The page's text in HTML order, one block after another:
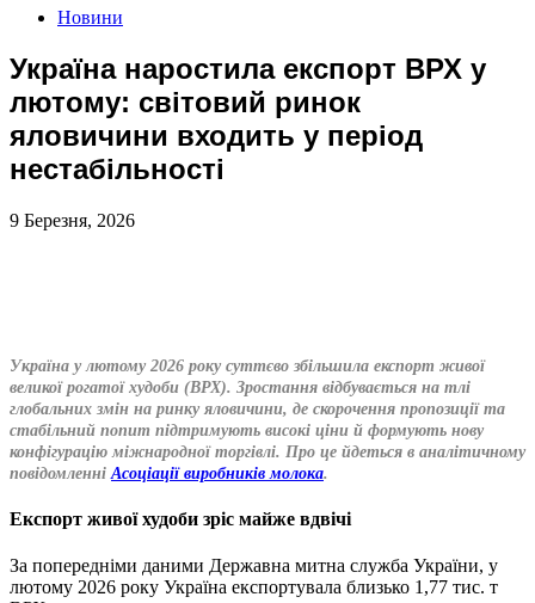
Новини
Україна наростила експорт ВРХ у
лютому: світовий ринок
яловичини входить у період
нестабільності
9 Березня, 2026
Україна у лютому 2026 року суттєво збільшила експорт живої
великої рогатої худоби (ВРХ). Зростання відбувається на тлі
глобальних змін на ринку яловичини, де скорочення пропозиції та
стабільний попит підтримують високі ціни й формують нову
конфігурацію міжнародної торгівлі. Про це йдеться в аналітичному
повідомленні Асоціації виробників молока.
Експорт живої худоби зріс майже вдвічі
За попередніми даними Державна митна служба України, у
лютому 2026 року Україна експортувала близько 1,77 тис. т